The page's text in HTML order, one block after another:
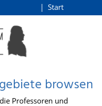
Start
browsen
Professoren und